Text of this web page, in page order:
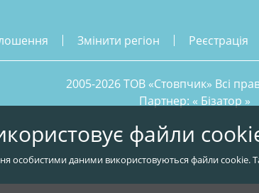
змінити регіон реєстрація
2005-2026 ТОВ «Стовпчик» Всі
Партнер: « Бізатор »
файли
особистими даними використовуються файли cookie.